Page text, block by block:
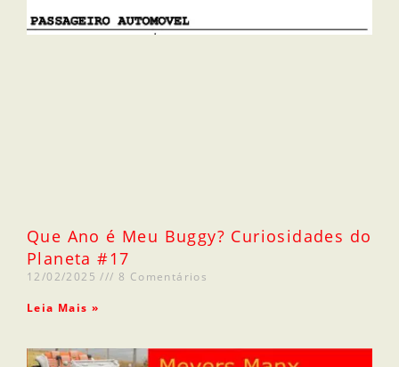
Que Ano é Meu Buggy? Curiosidades do
Planeta #17
12/02/2025 8 Comentários
Leia Mais »